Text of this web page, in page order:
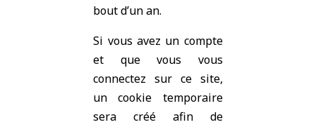
bout d’un an.
Si vous avez un compte
et que vous vous
connectez sur ce site,
un cookie temporaire
sera créé afin de